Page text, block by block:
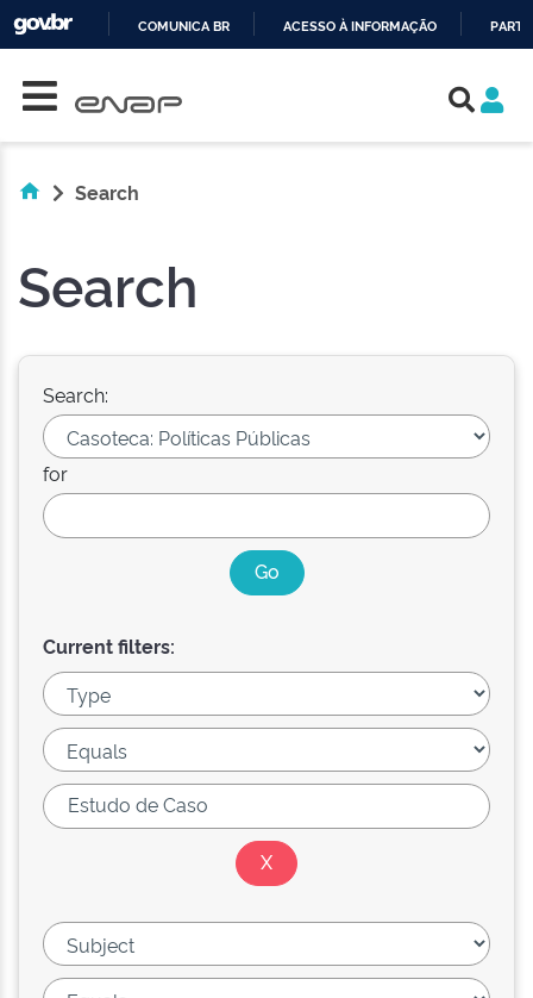
COMUNICA BR ACESSO À INFORMAÇÃO
Search
Search
Search:
for
Current filters: